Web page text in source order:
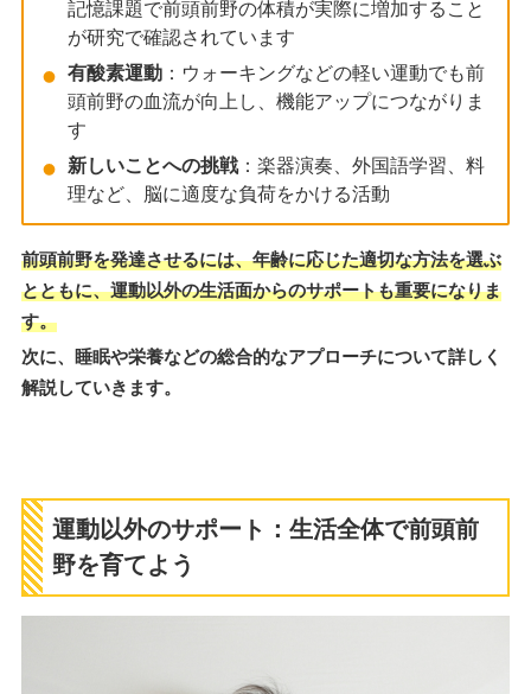
記憶課題で前頭前野の体積が実際に増加すること
が研究で確認されています
有酸素運動：ウォーキングなどの軽い運動でも前
頭前野の血流が向上し、機能アップにつながりま
す
新しいことへの挑戦：楽器演奏、外国語学習、料
理など、脳に適度な負荷をかける活動
前頭前野を発達させるには、年齢に応じた適切な方法を選ぶ
とともに、運動以外の生活面からのサポートも重要になりま
す。
次に、睡眠や栄養などの総合的なアプローチについて詳しく
解説していきます。
運動以外のサポート：生活全体で前頭前
野を育てよう